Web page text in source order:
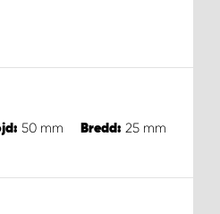
50 mm Bredd: 25 mm